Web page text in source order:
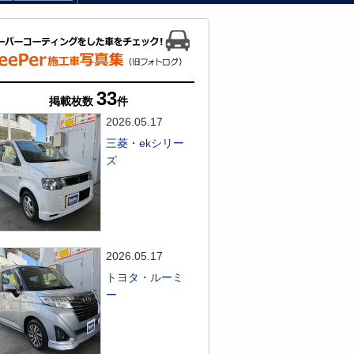
掲載枚数33件
2026.05.17
三菱・ekシリー
ズ
2026.05.17
トヨタ・ルーミ
ー